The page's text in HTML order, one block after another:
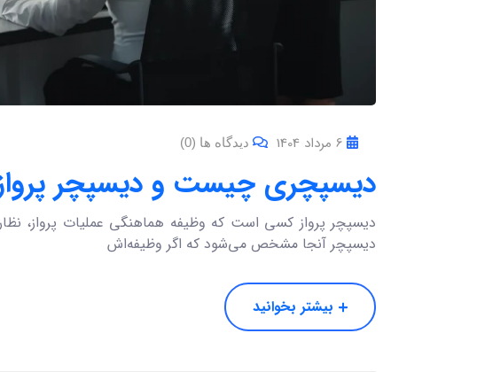
6 مرداد 1404 دیدگاه ها (0)
دیسپچری چیست و دیسپچر
دیسپچر پرواز کسی است که وظیفه هماهنگی عملیات پرواز،
دیسپچر آنجا مشخص می‌شود که اگر وظیفه‌اش
بیشتر بخوانید